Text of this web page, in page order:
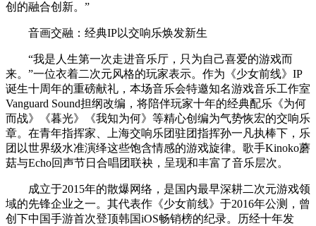
创的融合创新。”
音画交融：经典IP以交响乐焕发新生
“我是人生第一次走进音乐厅，只为自己喜爱的游戏而
来。”一位衣着二次元风格的玩家表示。作为《少女前线》IP
诞生十周年的重磅献礼，本场音乐会特邀知名游戏音乐工作室
Vanguard Sound担纲改编，将陪伴玩家十年的经典配乐《为何
而战》《暮光》《我知为何》等精心创编为气势恢宏的交响乐
章。在青年指挥家、上海交响乐团驻团指挥孙一凡执棒下，乐
团以世界级水准演绎这些饱含情感的游戏旋律。歌手Kinoko蘑
菇与Echo回声节日合唱团联袂，呈现和丰富了音乐层次。
成立于2015年的散爆网络，是国内最早深耕二次元游戏领
域的先锋企业之一。其代表作《少女前线》于2016年公测，曾
创下中国手游首次登顶韩国iOS畅销榜的纪录。历经十年发